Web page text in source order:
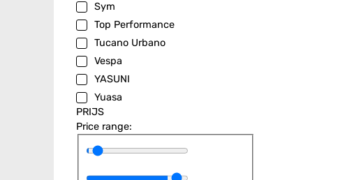
Sym
Top Performance
Tucano Urbano
Vespa
YASUNI
Yuasa
PRIJS
Price range: